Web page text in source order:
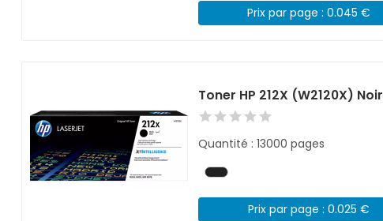
Prix par page : 0.045 €
Toner HP 212X (W2120X) Noir
Quantité : 13000 pages
Prix par page : 0.025 €